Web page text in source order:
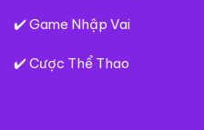
✔️Game Nhập Vai
✔️Cược Thể Thao